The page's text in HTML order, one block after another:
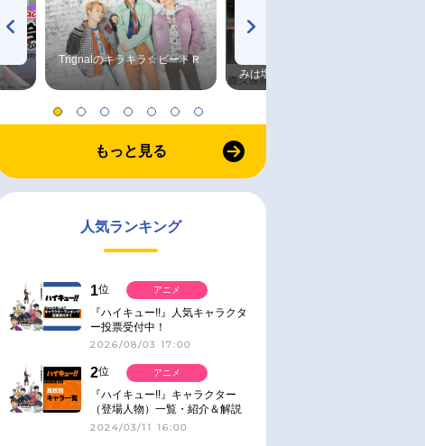
Trignalのキラキラ☆ビートＲ
みは塩だけ
もっと見る
人気ランキング
1位
『ハイキュー!!』人気キャラクタ
ー投票受付中！
2026/08/03 17:00
アニメ
2位
『ハイキュー!!』キャラクター
（登場人物）一覧・紹介＆解説
2024/03/11 16:00
アニメ